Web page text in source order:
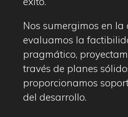
Nos sumergimos en la
evaluamos la
pragmático,
través de planes
proporcionamos
del desarrollo.